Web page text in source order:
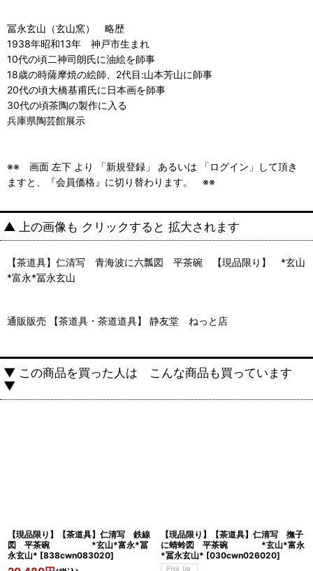
冨永玄山（玄山窯） 略歴
1938年昭和13年 神戸市生まれ
10代の頃二神司朗氏に油絵を師事
18歳の時薩摩焼の絵師、2代目:山本芳山に師事
20代の頃大橋基甫氏に日本画を師事
30代の頃茶陶の製作に入る
兵庫県陶芸館展示
※※ 画面 左下 より 「新規登録」 あるいは 「ログイン」して頂き
ますと、『会員価格』に切り替わります。 ※※
▲ 上の画像も クリックすると 拡大されます
【茶道具】仁清写 青海波に六瓢図 平茶碗 【現品限り】 *玄山
*富永*冨永玄山
通販販売 【茶道具・茶道道具】 静友堂 ねっと店
▼ この商品を買った人は こんな商品も買っています
▼
【現品限り】【茶道具】仁清写 鉄線
図 平茶碗 *玄山*富永*冨
永玄山* [838cwn083020]
【現品限り】【茶道具】仁清写 撫子
に蜻蛉図 平茶碗 *玄山*富永
*冨永玄山* [030cwn026020]